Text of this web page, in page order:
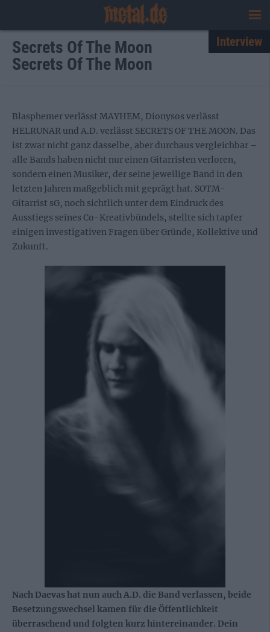
Secrets Of The Moon
Secrets Of The Moon
Interview
Blasphemer verlässt MAYHEM, Dionysos verlässt
HELRUNAR und A.D. verlässt SECRETS OF THE MOON. Das
ist zwar nicht ganz dasselbe, aber durchaus vergleichbar –
alle Bands haben nicht nur einen Gitarristen verloren,
sondern einen Musiker, der seine jeweilige Band in den
letzten Jahren maßgeblich mit geprägt hat. SOTM-
Gitarrist sG, noch sichtlich unter dem Eindruck des
Ausstiegs seines Co-Kreativbündels, stellte sich tapfer
einigen investigativen Fragen über Gründe, Kollektive und
Zukunft.
Nach Daevas hat nun auch A.D. die Band verlassen, beide
Besetzungswechsel kamen für die Öffentlichkeit
überraschend und folgten kurz hintereinander. Dein